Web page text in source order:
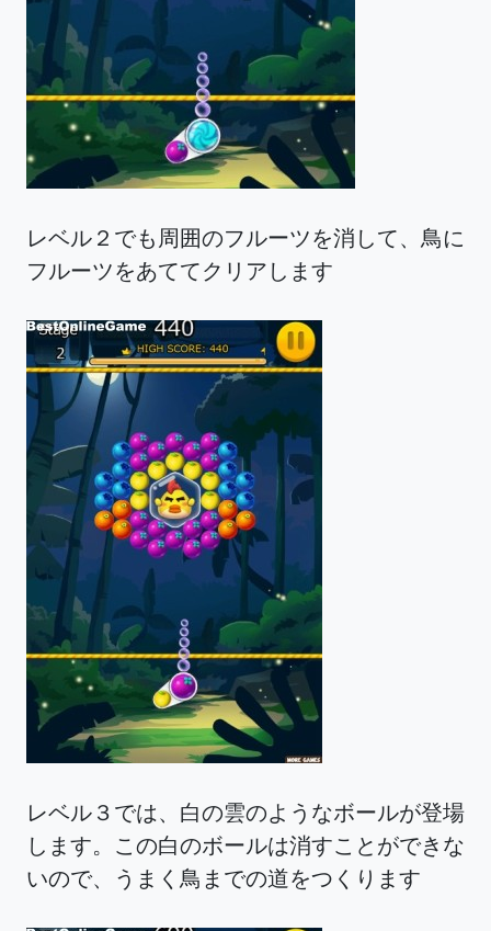
レベル２でも周囲のフルーツを消して、鳥に
フルーツをあててクリアします
レベル３では、白の雲のようなボールが登場
します。この白のボールは消すことができな
いので、うまく鳥までの道をつくります